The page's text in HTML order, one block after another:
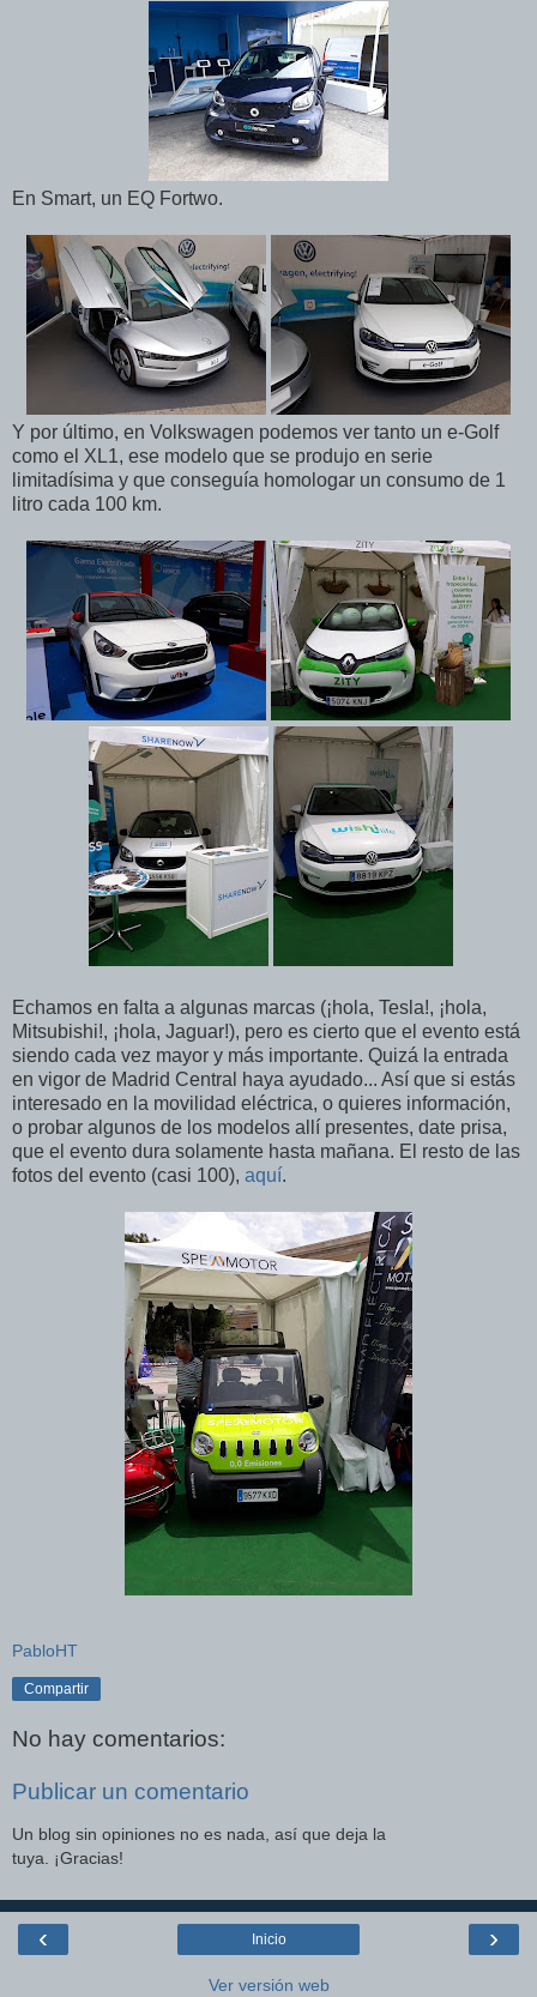
En Smart, un EQ Fortwo.
Y por último, en Volkswagen podemos ver tanto un e-Golf
como el XL1, ese modelo que se produjo en serie
limitadísima y que conseguía homologar un consumo de 1
litro cada 100 km.
Echamos en falta a algunas marcas (¡hola, Tesla!, ¡hola,
Mitsubishi!, ¡hola, Jaguar!), pero es cierto que el evento está
siendo cada vez mayor y más importante. Quizá la entrada
en vigor de Madrid Central haya ayudado... Así que si estás
interesado en la movilidad eléctrica, o quieres información,
o probar algunos de los modelos allí presentes, date prisa,
que el evento dura solamente hasta mañana. El resto de las
fotos del evento (casi 100), aquí.
PabloHT
Compartir
No hay comentarios:
Publicar un comentario
Un blog sin opiniones no es nada, así que deja la
tuya. ¡Gracias!
‹ ›
Inicio
Ver versión web